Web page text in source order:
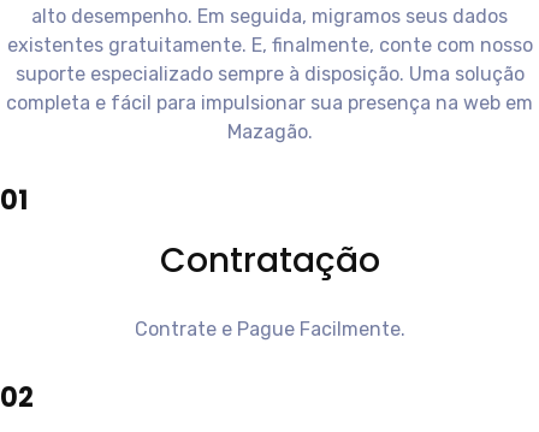
alto desempenho. Em seguida, migramos seus dados
existentes gratuitamente. E, finalmente, conte com nosso
suporte especializado sempre à disposição. Uma solução
completa e fácil para impulsionar sua presença na web em
Mazagão.
01
Contratação
Contrate e Pague Facilmente.
02